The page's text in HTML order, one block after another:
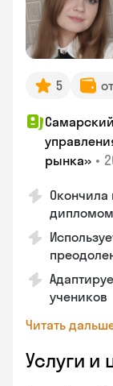
5
рынка» •
учеников
Читать
Услуги и